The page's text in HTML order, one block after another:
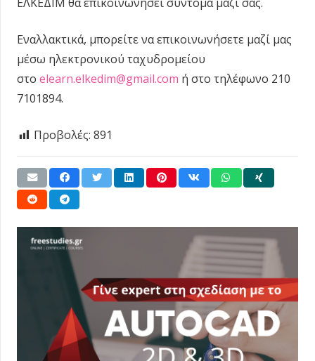
Εναλλακτικά, μπορείτε να επικοινωνήσετε μαζί μας
μέσω ηλεκτρονικού ταχυδρομείου
στο elearn.elkedim@gmail.com ή στο τηλέφωνο 210
7101894.
Προβολές: 891